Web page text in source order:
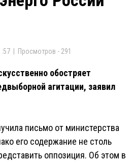
| Просмотров - 291
обостряет
агитации, заявил
письмо от министерства
его содержание не столь
оппозиция. Об этом в